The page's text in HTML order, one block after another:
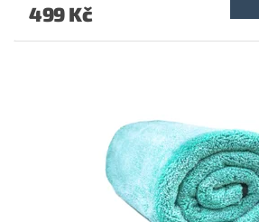
499 Kč